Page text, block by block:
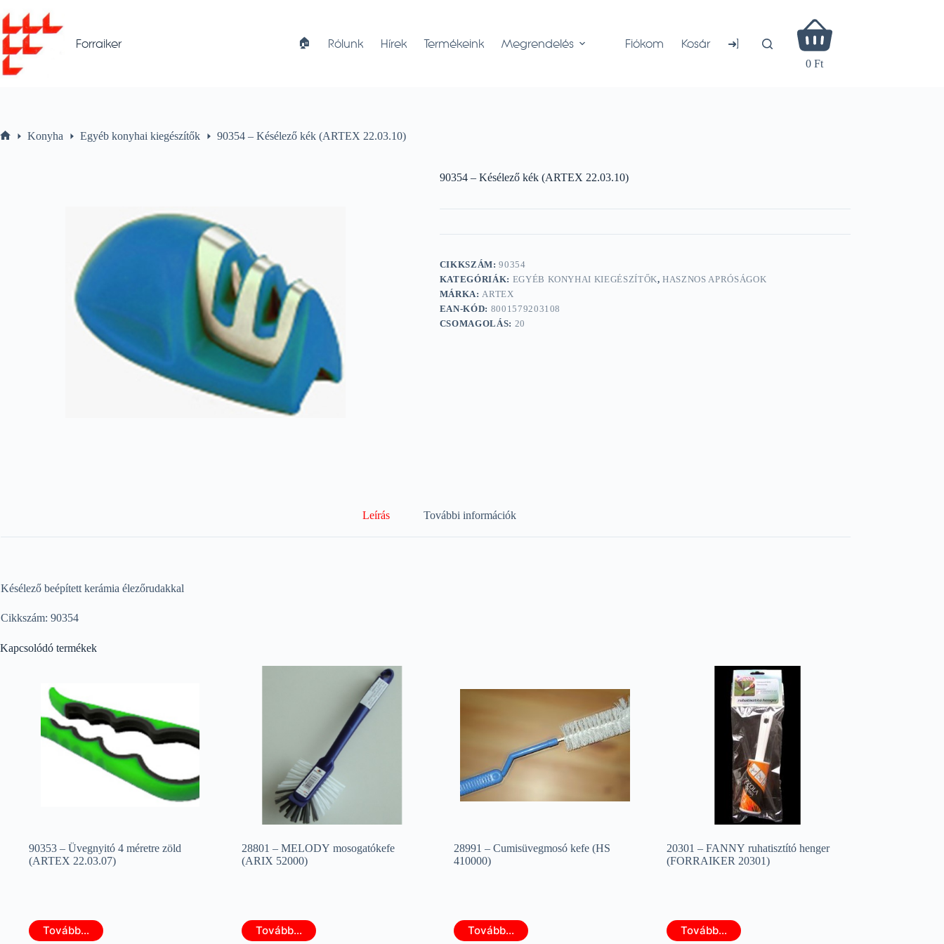
to
content
Forraiker 🏠︎ Rólunk Hírek Termékeink Megrendelés Fiókom Kosár ➜]
Shopping
cart
0 Ft
Konyha Egyéb konyhai kiegészítők 90354 – Késélező kék (ARTEX 22.03.10)
90354 – Késélező kék (ARTEX 22.03.10)
CIKKSZÁM:90354
KATEGÓRIÁK: EGYÉB KONYHAI KIEGÉSZÍTŐK,HASZNOS APRÓSÁGOK
MÁRKA:ARTEX
EAN-KÓD: 8001579203108
CSOMAGOLÁS: 20
Leírás További információk
Késélező beépített kerámia élezőrudakkal
Cikkszám: 90354
Kapcsolódó termékek
90353 – Üvegnyitó 4 méretre zöld
(ARTEX 22.03.07)
Tovább...
28801 – MELODY mosogatókefe
(ARIX 52000)
Tovább...
28991 – Cumisüvegmosó kefe (HS
410000)
Tovább...
20301 – FANNY ruhatisztító henger
(FORRAIKER 20301)
Tovább...